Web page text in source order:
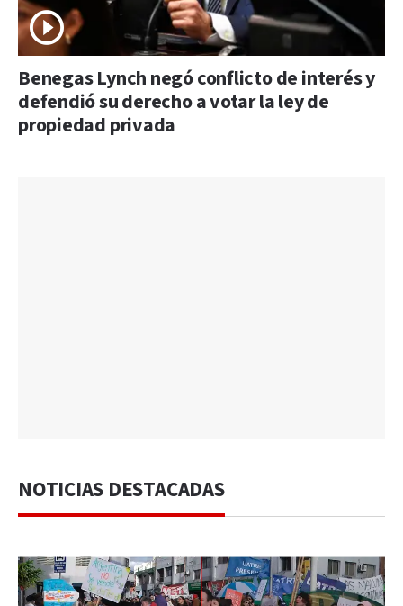
Benegas Lynch negó conflicto de interés y
defendió su derecho a votar la ley de
propiedad privada
NOTICIAS DESTACADAS